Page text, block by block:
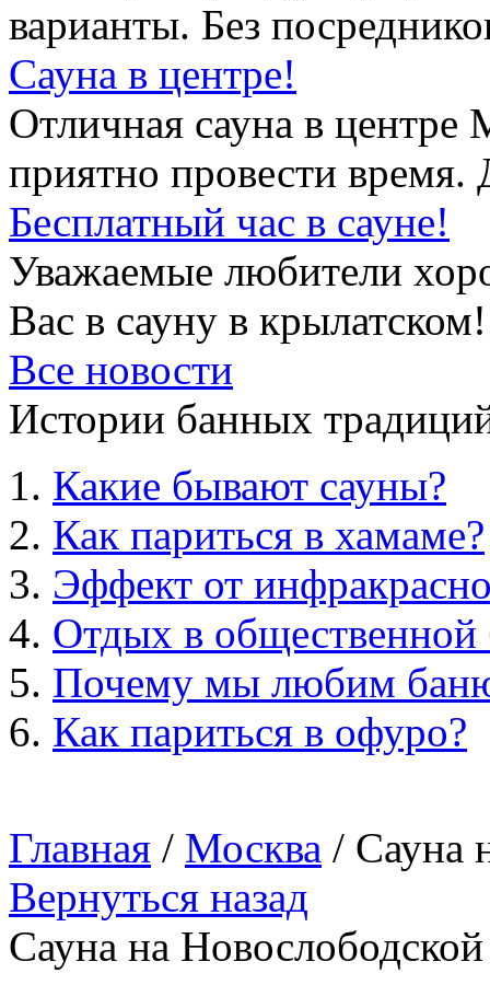
варианты. Без
Сауна в центре!
Отличная сауна в центре
приятно провести
Бесплатный час в сауне!
Уважаемые любители
Вас в сауну в
Все новости
Истории банных
Какие бывают сауны?
Как париться в хамаме?
Эффект от
Отдых в общественной
Почему мы любим
Как париться в офуро?
Главная / Москва / Cауна
Вернуться назад
Cауна на Новослободской